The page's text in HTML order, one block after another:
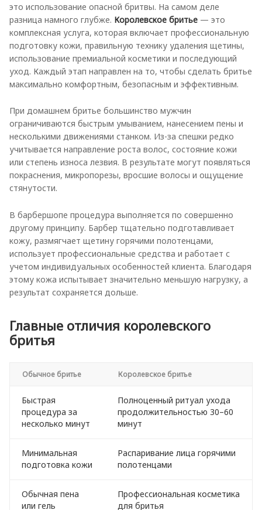
это использование опасной бритвы. На самом деле
разница намного глубже. Королевское бритье — это
комплексная услуга, которая включает профессиональную
подготовку кожи, правильную технику удаления щетины,
использование премиальной косметики и последующий
уход. Каждый этап направлен на то, чтобы сделать бритье
максимально комфортным, безопасным и эффективным.
При домашнем бритье большинство мужчин
ограничиваются быстрым умыванием, нанесением пены и
несколькими движениями станком. Из-за спешки редко
учитывается направление роста волос, состояние кожи
или степень износа лезвия. В результате могут появляться
покраснения, микропорезы, вросшие волосы и ощущение
стянутости.
В барбершопе процедура выполняется по совершенно
другому принципу. Барбер тщательно подготавливает
кожу, размягчает щетину горячими полотенцами,
использует профессиональные средства и работает с
учетом индивидуальных особенностей клиента. Благодаря
этому кожа испытывает значительно меньшую нагрузку, а
результат сохраняется дольше.
Главные отличия королевского
бритья
Обычное бритье Королевское бритье
Быстрая
процедура за
несколько минут
Полноценный ритуал ухода
продолжительностью 30–60
минут
Минимальная
подготовка кожи
Распаривание лица горячими
полотенцами
Обычная пена
или гель
Профессиональная косметика
для бритья